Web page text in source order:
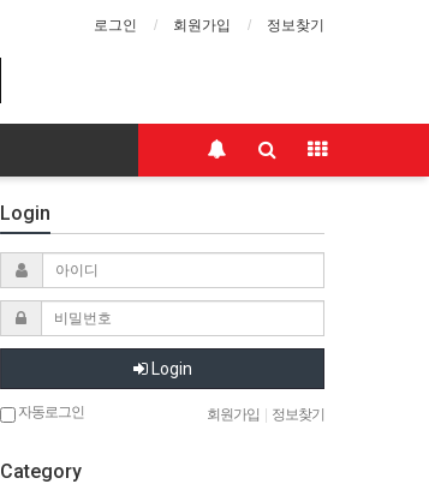
로그인 회원가입 정보찾기
Login
Login
자동로그인 회원가입 정보찾기
Category